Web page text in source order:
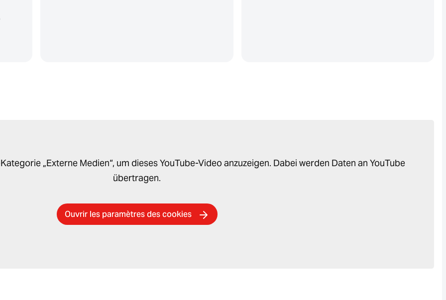
„Externe Medien“, um dieses YouTube-Video anzuzeigen. Dabei werden Daten an YouTube
übertragen.
Ouvrir les paramètres des cookies